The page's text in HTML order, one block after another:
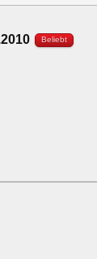
Beliebt